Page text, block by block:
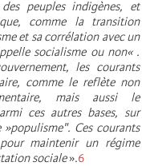
peuples indigènes, et
comme la transition
et sa corrélation avec un
socialisme ou non« .
les courants
comme le reflète non
mais aussi le
ces autres bases, sur
Ces courants
maintenir un régime
sociale».6